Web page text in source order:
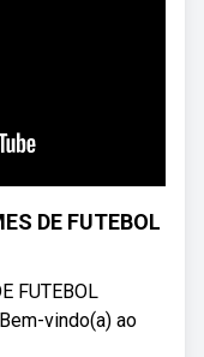
DE FUTEBOL
FUTEBOL
vindo(a) ao